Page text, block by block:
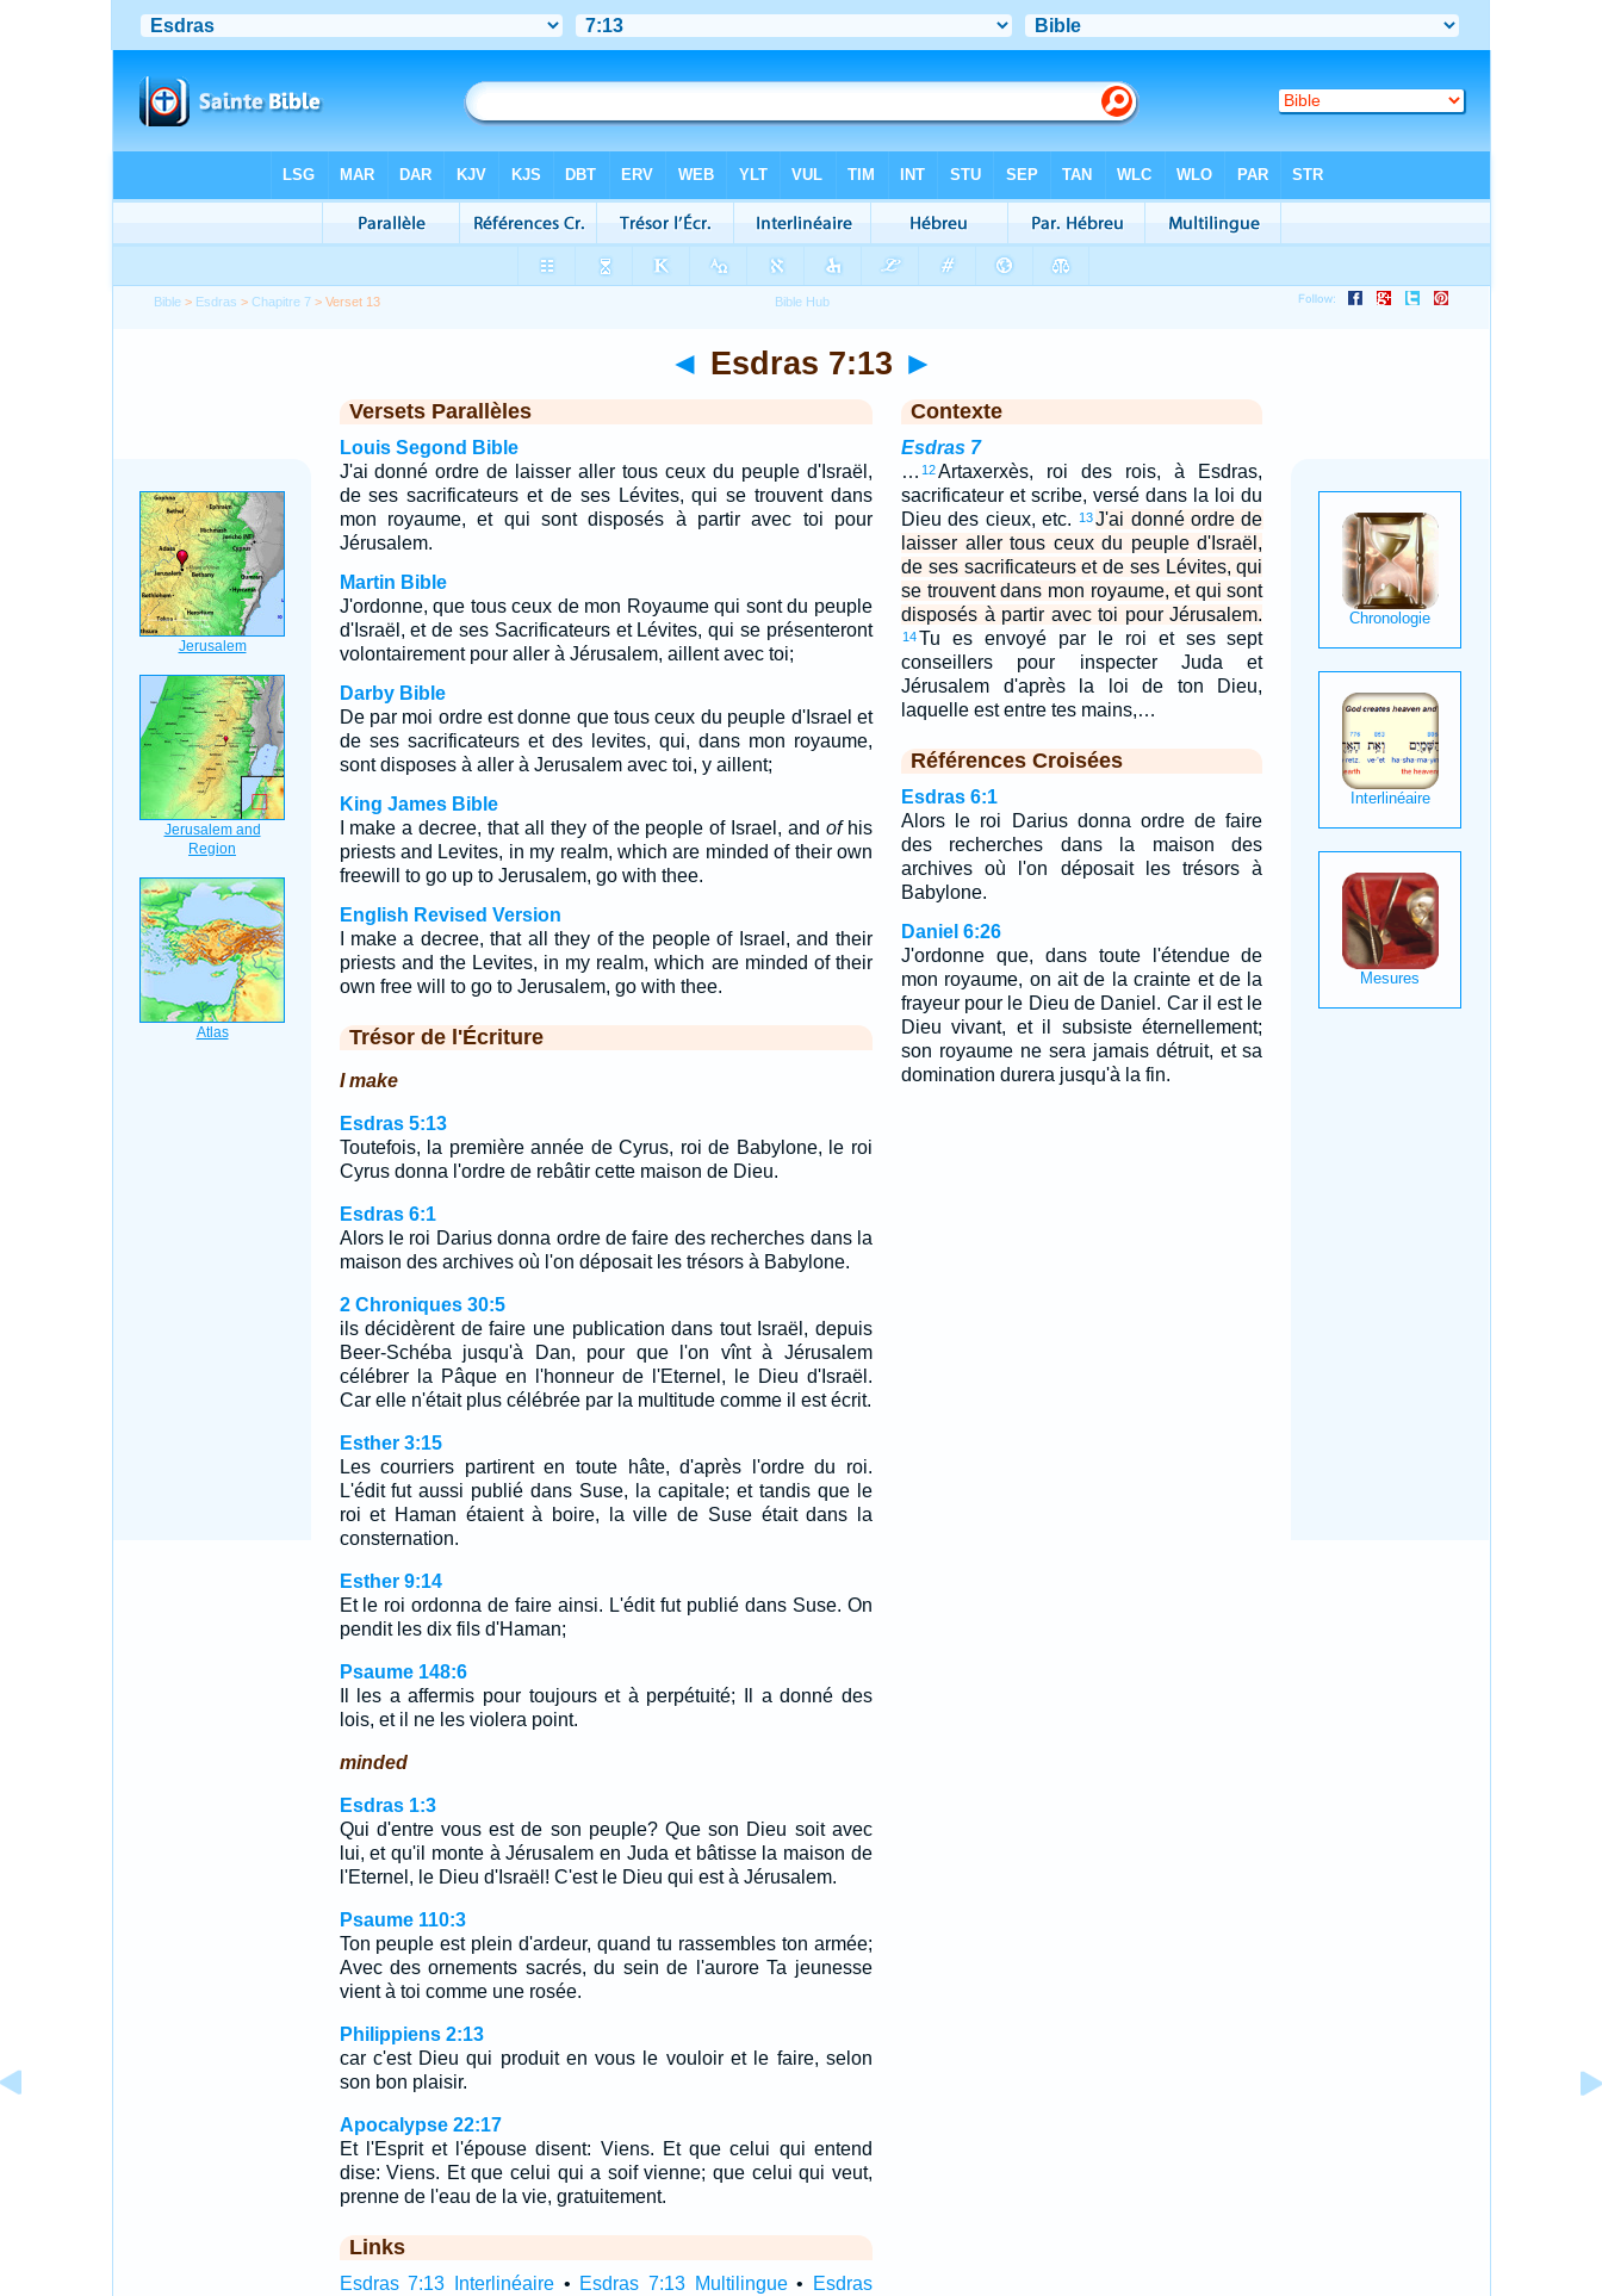
Bible > Esdras >Chapitre 7 > Verset 13
◄ Esdras 7:13 ►
Versets Parallèles
Louis Segond Bible
J'ai donné ordre de laisser aller tous ceux du peuple d'Israël,
de ses sacrificateurs et de ses Lévites, qui se trouvent dans
mon royaume, et qui sont disposés à partir avec toi pour
Jérusalem.
Martin Bible
J'ordonne, que tous ceux de mon Royaume qui sont du peuple
d'Israël, et de ses Sacrificateurs et Lévites, qui se présenteront
volontairement pour aller à Jérusalem, aillent avec toi;
Darby Bible
De par moi ordre est donne que tous ceux du peuple d'Israel et
de ses sacrificateurs et des levites, qui, dans mon royaume,
sont disposes à aller à Jerusalem avec toi, y aillent;
King James Bible
I make a decree, that all they of the people of Israel, andofhis
priests and Levites, in my realm, which are minded of their own
freewill to go up to Jerusalem, go with thee.
English Revised Version
I make a decree, that all they of the people of Israel, and their
priests and the Levites, in my realm, which are minded of their
own free will to go to Jerusalem, go with thee.
Trésor de l'Écriture
I make
Esdras 5:13
Toutefois, la première année de Cyrus, roi de Babylone, le roi
Cyrus donna l'ordre de rebâtir cette maison de Dieu.
Esdras 6:1
Alors le roi Darius donna ordre de faire des recherches dans la
maison des archives où l'on déposait les trésors à Babylone.
2 Chroniques 30:5
ils décidèrent de faire une publication dans tout Israël, depuis
Beer-Schéba jusqu'à Dan, pour que l'on vînt à Jérusalem
célébrer la Pâque en l'honneur de l'Eternel, le Dieu d'Israël.
Car elle n'était plus célébrée par la multitude comme il est écrit.
Esther 3:15
Les courriers partirent en toute hâte, d'après l'ordre du roi.
L'édit fut aussi publié dans Suse, la capitale; et tandis que le
roi et Haman étaient à boire, la ville de Suse était dans la
consternation.
Esther 9:14
Et le roi ordonna de faire ainsi. L'édit fut publié dans Suse. On
pendit les dix fils d'Haman;
Psaume 148:6
Il les a affermis pour toujours et à perpétuité; Il a donné des
lois, et il ne les violera point.
minded
Esdras 1:3
Qui d'entre vous est de son peuple? Que son Dieu soit avec
lui, et qu'il monte à Jérusalem en Juda et bâtisse la maison de
l'Eternel, le Dieu d'Israël! C'est le Dieu qui est à Jérusalem.
Psaume 110:3
Ton peuple est plein d'ardeur, quand tu rassembles ton armée;
Avec des ornements sacrés, du sein de l'aurore Ta jeunesse
vient à toi comme une rosée.
Philippiens 2:13
car c'est Dieu qui produit en vous le vouloir et le faire, selon
son bon plaisir.
Apocalypse 22:17
Et l'Esprit et l'épouse disent: Viens. Et que celui qui entend
dise: Viens. Et que celui qui a soif vienne; que celui qui veut,
prenne de l'eau de la vie, gratuitement.
Links
Esdras 7:13 Interlinéaire• Esdras 7:13 Multilingue•
Esdras
Contexte
Esdras 7
… 12Artaxerxès, roi des rois, à Esdras,
sacrificateur et scribe, versé dans la loi du
Dieu des cieux, etc.
13J'ai donné ordre de
laisser aller tous ceux du peuple d'Israël,
de ses sacrificateurs et de ses Lévites, qui
se trouvent dans mon royaume, et qui sont
disposés à partir avec toi pour Jérusalem.
14Tu es envoyé par le roi et ses sept
conseillers pour inspecter Juda et
Jérusalem d'après la loi de ton Dieu,
laquelle est entre tes mains,…
Références Croisées
Esdras 6:1
Alors le roi Darius donna ordre de faire
des recherches dans la maison des
archives où l'on déposait les trésors à
Babylone.
Daniel 6:26
J'ordonne que, dans toute l'étendue de
mon royaume, on ait de la crainte et de la
frayeur pour le Dieu de Daniel. Car il est le
Dieu vivant, et il subsiste éternellement;
son royaume ne sera jamais détruit, et sa
domination durera jusqu'à la fin.